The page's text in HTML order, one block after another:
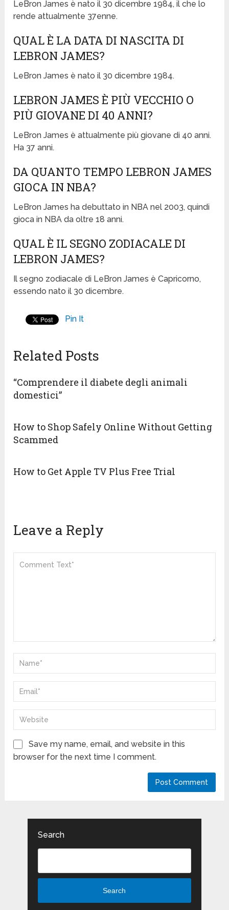
LeBron James è nato il 30 dicembre 1984, il che lo
rende attualmente 37enne.
QUAL È LA DATA DI NASCITA DI
LEBRON JAMES?
LeBron James è nato il 30 dicembre 1984.
LEBRON JAMES È PIÙ VECCHIO O
PIÙ GIOVANE DI 40 ANNI?
LeBron James è attualmente più giovane di 40 anni.
Ha 37 anni.
DA QUANTO TEMPO LEBRON JAMES
GIOCA IN NBA?
LeBron James ha debuttato in NBA nel 2003, quindi
gioca in NBA da oltre 18 anni.
QUAL È IL SEGNO ZODIACALE DI
LEBRON JAMES?
Il segno zodiacale di LeBron James è Capricorno,
essendo nato il 30 dicembre.
Pin It
Related Posts
“Comprendere il diabete degli animali
domestici”
How to Shop Safely Online Without Getting
Scammed
How to Get Apple TV Plus Free Trial
Leave a Reply
Save my name, email, and website in this
browser for the next time I comment.
Search
Search